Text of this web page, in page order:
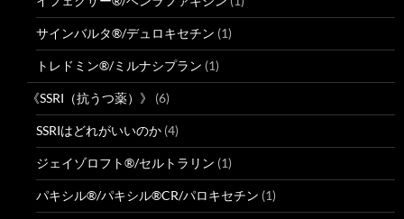
サインバルタ®/デュロキセチン (1)
トレドミン®/ミルナシプラン (1)
《SSRI（抗うつ薬）》 (6)
SSRIはどれがいいのか (4)
ジェイゾロフト®/セルトラリン (1)
パキシル®/パキシル®CR/パロキセチン (1)